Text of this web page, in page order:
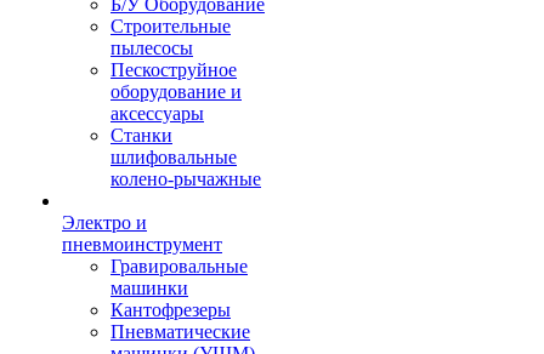
Б/У Оборудование
Строительные
пылесосы
Пескоструйное
оборудование и
аксессуары
Станки
шлифовальные
колено-рычажные
Электро и
пневмоинструмент
Гравировальные
машинки
Кантофрезеры
Пневматические